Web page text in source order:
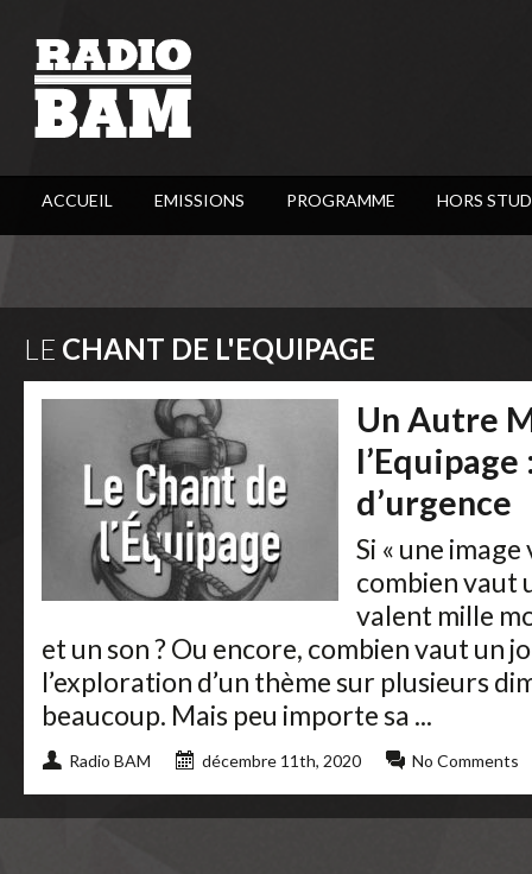
ACCUEIL EMISSIONS PROGRAMME HORS
LE CHANT DE L'EQUIPAGE
Un Autre
l’Equipage
d’urgence
Si « une
combien vaut
valent mille
et un son ? Ou encore, combien vaut un
l’exploration d’un thème sur plusieurs
beaucoup. Mais peu importe sa ...
Radio BAM décembre 11th, 2020 No Comments